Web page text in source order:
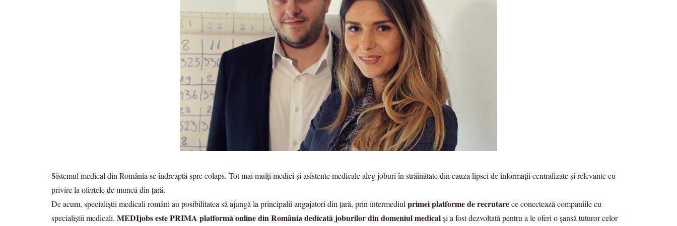
Sistemul medical din România se îndreaptă spre colaps. Tot mai mulți medici și asistente medicale aleg joburi în străinătate din cauza lipsei de informații centralizate și relevante cu
privire la ofertele de muncă din țară.
De acum, specialiștii medicali români au posibilitatea să ajungă la principalii angajatori din țară, prin intermediul primei platforme de recrutarece conectează companiile cu
specialiștii medicali. MEDIjobs este PRIMA platformă online din România dedicată joburilor din domeniul medicalși a fost dezvoltată pentru a le oferi o șansă tuturor celor